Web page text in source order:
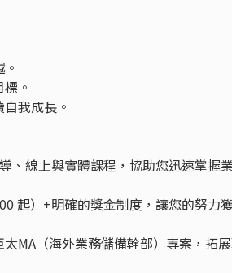
。
我成長。
、線上與實體課程，協助您迅速掌握
起）+明確的獎金制度，讓您的努力
MA（海外業務儲備幹部）專案，拓